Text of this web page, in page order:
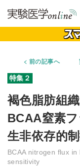
前の記事へ
褐色脂肪組
BCAA窒素
生非依存的
BCAA nitrogen flux
sensitivity